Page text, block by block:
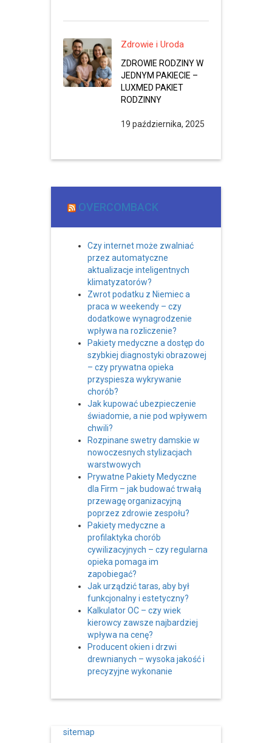
Zdrowie i Uroda
ZDROWIE RODZINY W
JEDNYM PAKIECIE –
LUXMED PAKIET
RODZINNY
19 października, 2025
OVERCOMBACK
Czy internet może zwalniać
przez automatyczne
aktualizacje inteligentnych
klimatyzatorów?
Zwrot podatku z Niemiec a
praca w weekendy – czy
dodatkowe wynagrodzenie
wpływa na rozliczenie?
Pakiety medyczne a dostęp do
szybkiej diagnostyki obrazowej
– czy prywatna opieka
przyspiesza wykrywanie
chorób?
Jak kupować ubezpieczenie
świadomie, a nie pod wpływem
chwili?
Rozpinane swetry damskie w
nowoczesnych stylizacjach
warstwowych
Prywatne Pakiety Medyczne
dla Firm – jak budować trwałą
przewagę organizacyjną
poprzez zdrowie zespołu?
Pakiety medyczne a
profilaktyka chorób
cywilizacyjnych – czy regularna
opieka pomaga im
zapobiegać?
Jak urządzić taras, aby był
funkcjonalny i estetyczny?
Kalkulator OC – czy wiek
kierowcy zawsze najbardziej
wpływa na cenę?
Producent okien i drzwi
drewnianych – wysoka jakość i
precyzyjne wykonanie
sitemap